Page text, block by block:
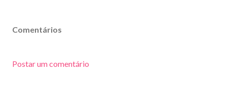
Comentários
Postar um comentário